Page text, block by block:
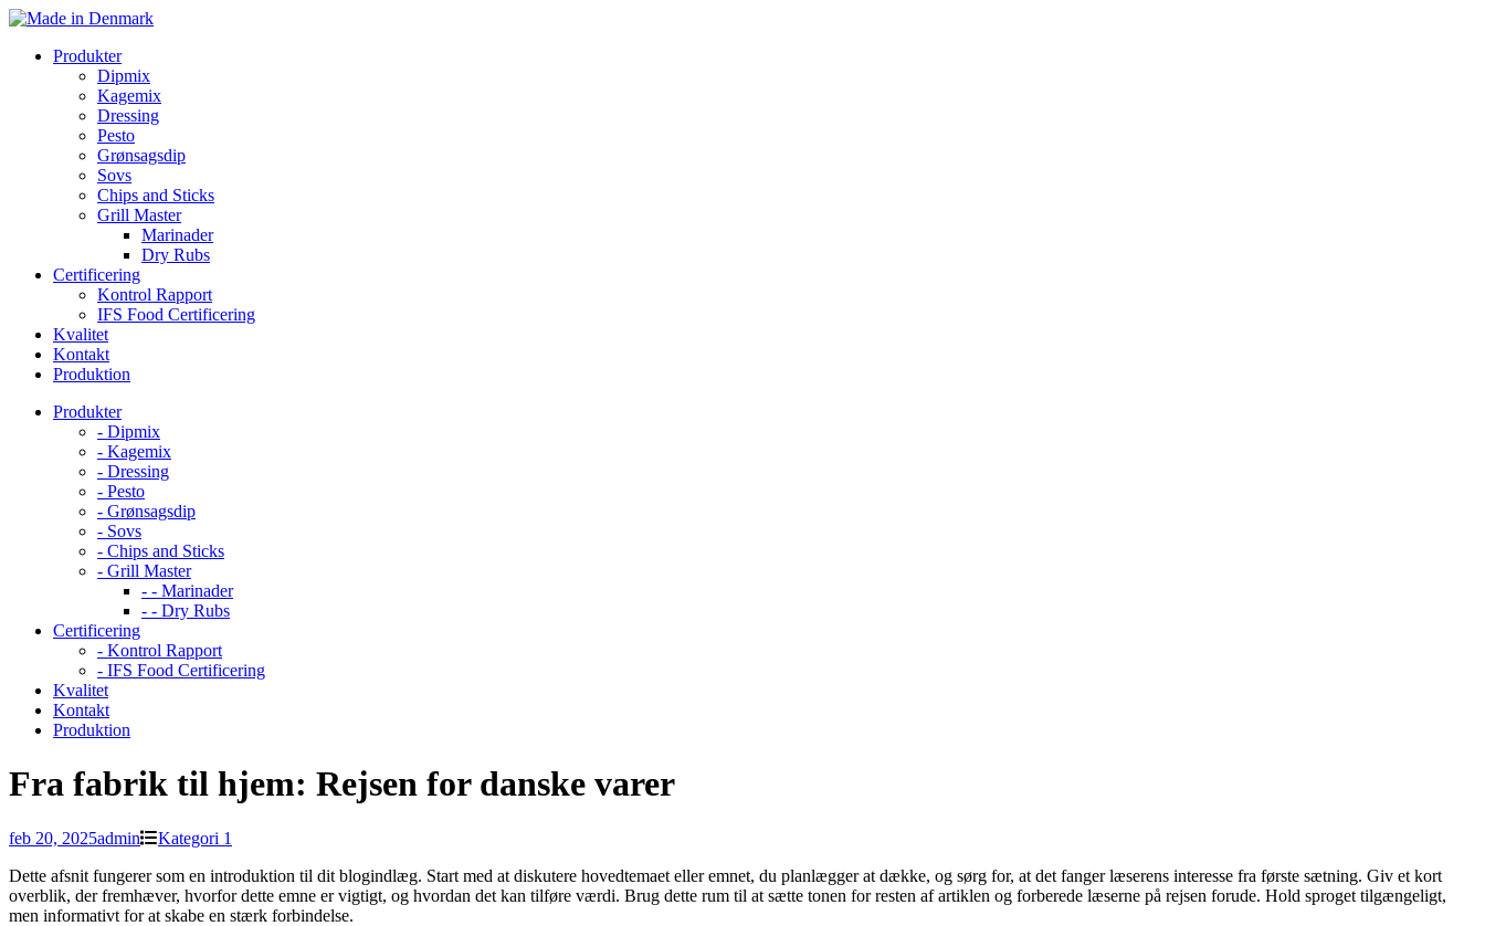
Skip
contentProdukter
Dipmix
Kagemix
Dressing
Pesto
Grønsagsdip
Sovs
Chips and Sticks
Grill Master
Marinader
Dry Rubs
Certificering
Kontrol Rapport
IFS Food Certificering
Kvalitet
Kontakt
Produktion
Produkter
- Dipmix
- Kagemix
- Dressing
- Pesto
- Grønsagsdip
- Sovs
- Chips and Sticks
- Grill Master
- - Marinader
- - Dry Rubs
Certificering
- Kontrol Rapport
- IFS Food Certificering
Kvalitet
Kontakt
Produktion
Fra fabrik til hjem: Rejsen for danske varer
feb 20, 2025admin
Kategori 1
Dette afsnit fungerer som en introduktion til dit blogindlæg. Start med at diskutere hovedtemaet eller emnet, du planlægger at dække, og sørg for, at det fanger læserens interesse fra første sætning. Giv et kort
overblik, der fremhæver, hvorfor dette emne er vigtigt, og hvordan det kan tilføre værdi. Brug dette rum til at sætte tonen for resten af artiklen og forberede læserne på rejsen forude. Hold sproget tilgængeligt,
men informativt for at skabe en stærk forbindelse.